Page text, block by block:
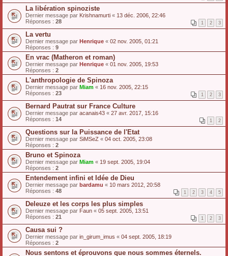
La libération spinoziste
Dernier message par Krishnamurti « 13 déc. 2006, 22:46
Réponses : 28 1 2 3
La vertu
Dernier message par Henrique « 02 nov. 2005, 01:21
Réponses : 9
En vrac (Matheron et roman)
Dernier message par Henrique « 01 nov. 2005, 19:53
Réponses : 2
L'anthropologie de Spinoza
Dernier message par Miam « 16 nov. 2005, 22:15
Réponses : 23 1 2 3
Bernard Pautrat sur France Culture
Dernier message par acanais43 « 27 avr. 2017, 15:16
Réponses : 14 1 2
Questions sur la Puissance de l'Etat
Dernier message par SiMSeZ « 04 oct. 2005, 23:08
Réponses : 2
Bruno et Spinoza
Dernier message par Miam « 19 sept. 2005, 19:04
Réponses : 2
Entendement infini et Idée de Dieu
Dernier message par bardamu « 10 mars 2012, 20:58
Réponses : 48 1 2 3 4 5
Deleuze et les corps les plus simples
Dernier message par Faun « 05 sept. 2005, 13:51
Réponses : 21 1 2 3
Causa sui ?
Dernier message par in_girum_imus « 04 sept. 2005, 18:19
Réponses : 2
Nous sentons et éprouvons que nous sommes éternels.